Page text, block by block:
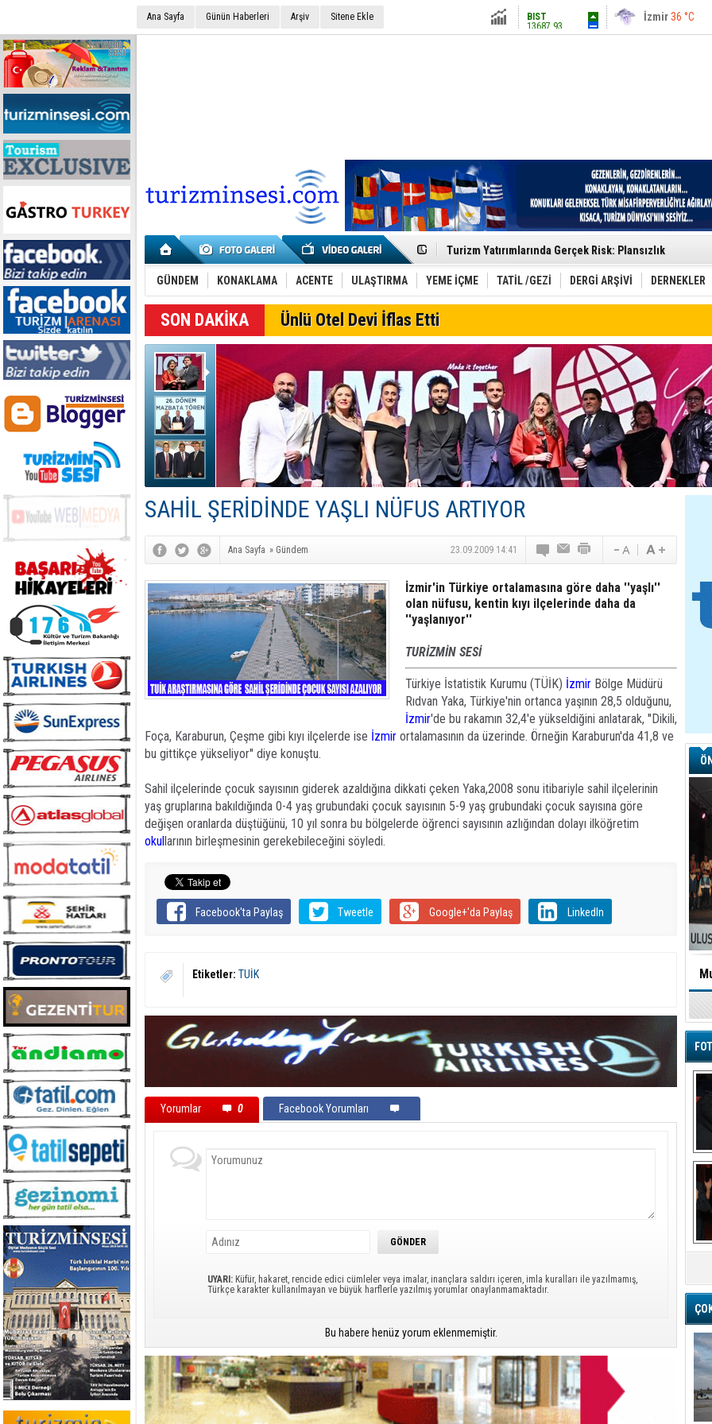
Ana Sayfa Günün Haberleri Arşiv Sitene Ekle
Altın6248.13 İstanbul 31 °C
Etkinlik sektörünün Çatı Kuruluşlardan İstanbul Zirvesi
Turizm Yatırımlarında Gerçek Risk: Plansızlık
Çelebi–THY İş Birliğiyle Kenya’da Güçleniyor
Global Yatırım Holding,%38 Artış: Net Kâr 46,5 Milyon
Yabancı Dijital Platformlara Ayrıcalık Yasası
Tatilsepeti’nden Villa Tatili Modeli
Jolly ile Mezopotamya’ya Yolculuk!
LÖSEV Yaz Okulu’nda Şifa ve Neşe
Turizm geliri ilk 6 ayda 25,7 milyar dolar oldu
Canovate’den Yeni Nesil Veri Merkezleri
Türk MICE Sektörüne Yeni Fırsatlar
TAV Havalimanları’ndan Yılın İlk Yarısında Rekor
SunExpress’ten Tatil Hamlesi
NG Grup, Domaniç’in Potansiyelini Vurguladı
GÜNDEM KONAKLAMA ACENTE ULAŞTIRMA YEME İÇME TATİL /GEZİ DERGİ ARŞİVİ DERNEKLER
SON DAKİKA Ünlü Otel Devi İflas Etti
SAHİL ŞERİDİNDE YAŞLI NÜFUS ARTIYOR
Ana Sayfa » Gündem 23.09.2009 14:41
İzmir'in Türkiye ortalamasına göre daha ''yaşlı''
olan nüfusu, kentin kıyı ilçelerinde daha da
''yaşlanıyor''
TURİZMİN SESİ
Türkiye İstatistik Kurumu (TÜİK) İzmir Bölge Müdürü
Rıdvan Yaka, Türkiye'nin ortanca yaşının 28,5 olduğunu,
İzmir'de bu rakamın 32,4'e yükseldiğini anlatarak, ''Dikili,
Foça, Karaburun, Çeşme gibi kıyı ilçelerde ise İzmir ortalamasının da üzerinde. Örneğin Karaburun'da 41,8 ve
bu gittikçe yükseliyor'' diye konuştu.
Sahil ilçelerinde çocuk sayısının giderek azaldığına dikkati çeken Yaka,2008 sonu itibariyle sahil ilçelerinin
yaş gruplarına bakıldığında 0-4 yaş grubundaki çocuk sayısının 5-9 yaş grubundaki çocuk sayısına göre
değişen oranlarda düştüğünü, 10 yıl sonra bu bölgelerde öğrenci sayısının azlığından dolayı ilköğretim
okullarının birleşmesinin gerekebileceğini söyledi.
Facebook'ta Paylaş Tweetle Google+'da Paylaş LinkedIn
Etiketler: TUİK
Yorumlar 0 Facebook Yorumları
UYARI: Küfür, hakaret, rencide edici cümleler veya imalar, inançlara saldırı içeren, imla kuralları ile yazılmamış,
Türkçe karakter kullanılmayan ve büyük harflerle yazılmış yorumlar onaylanmamaktadır.
Bu habere henüz yorum eklenmemiştir.